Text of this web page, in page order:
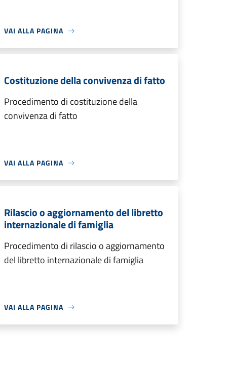
VAI ALLA PAGINA
Costituzione della convivenza di fatto
Procedimento di costituzione della
convivenza di fatto
VAI ALLA PAGINA
Rilascio o aggiornamento del libretto
internazionale di famiglia
Procedimento di rilascio o aggiornamento
del libretto internazionale di famiglia
VAI ALLA PAGINA